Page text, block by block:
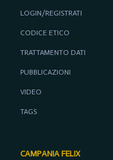
LOGIN/REGISTRATI
CODICE ETICO
TRATTAMENTO DATI
PUBBLICAZIONI
VIDEO
TAGS
CAMPANIA FELIX